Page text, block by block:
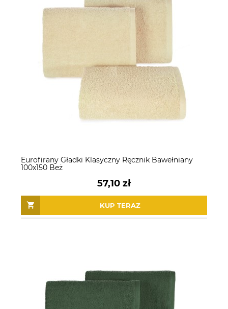
Eurofirany Gładki Klasyczny Ręcznik Bawełniany
100x150 Beż
57,10 zł
KUP TERAZ